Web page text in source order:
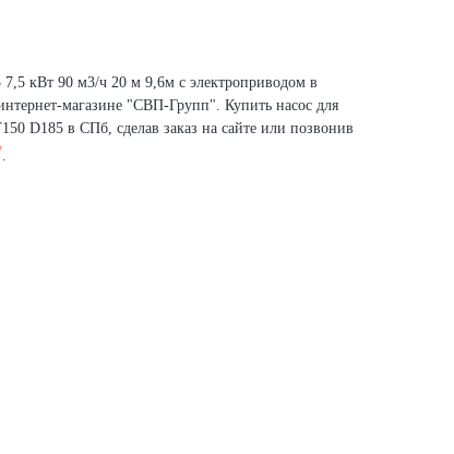
кВт 90 м3/ч 20 м 9,6м с электроприводом в
магазине "СВП-Групп". Купить насос для
D185 в СПб, сделав заказ на сайте или позвонив
.